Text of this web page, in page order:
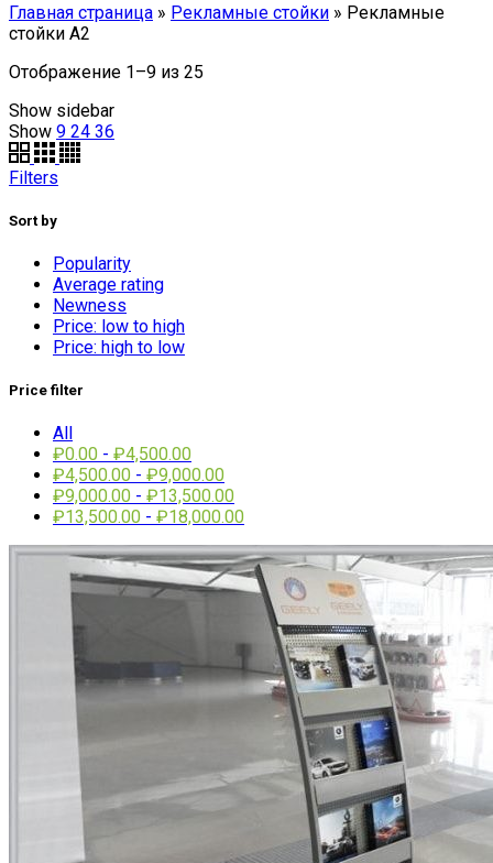
Главная страница » Рекламные стойки » Рекламные
стойки А2
Отображение 1–9 из 25
Show sidebar
Show 9 24 36
Filters
Sort by
Popularity
Average rating
Newness
Price: low to high
Price: high to low
Price filter
All
₽0.00 - ₽4,500.00
₽4,500.00 - ₽9,000.00
₽9,000.00 - ₽13,500.00
₽13,500.00 - ₽18,000.00